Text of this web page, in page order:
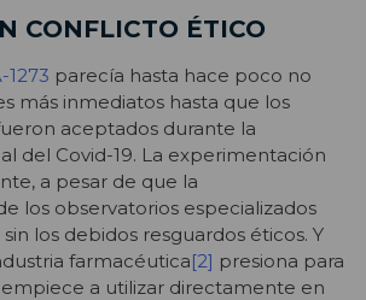
CONFLICTO ÉTICO
1273 parecía hasta hace poco no
más inmediatos hasta que los
aceptados durante la
del Covid-19. La experimentación
a pesar de que la
los observatorios especializados
los debidos resguardos éticos. Y
farmacéutica[2] presiona para
a utilizar directamente en